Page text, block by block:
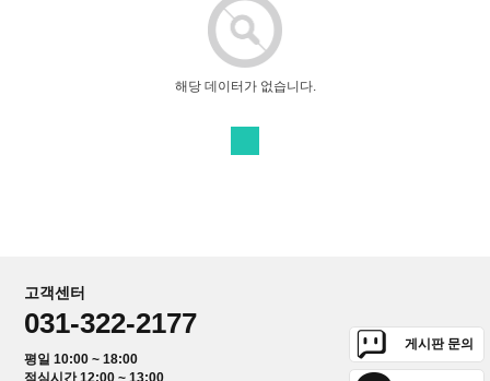
해당 데이터가 없습니다.
고객센터
031-322-2177
평일 10:00 ~ 18:00
점심시간 12:00 ~ 13:00
게시판 문의